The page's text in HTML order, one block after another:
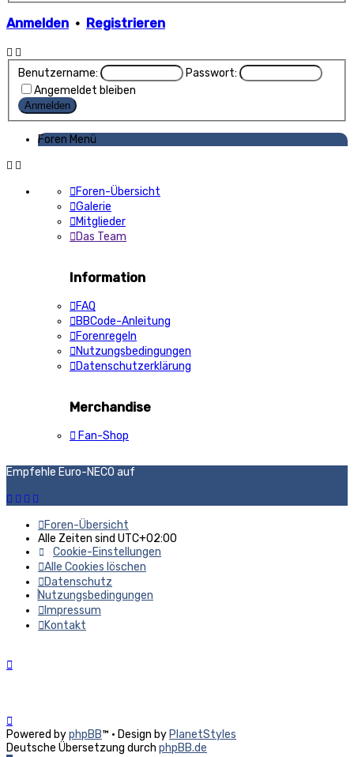
Anmelden • Registrieren
Benutzername:
Passwort:
Angemeldet bleiben
Foren Menü
Foren-Übersicht
Galerie
Mitglieder
Das Team
Information
FAQ
BBCode-Anleitung
Forenregeln
Nutzungsbedingungen
Datenschutzerklärung
Merchandise
Fan-Shop
Empfehle Euro-NECO auf
Foren-Übersicht
Alle Zeiten sind UTC+02:00
Cookie-Einstellungen
Alle Cookies löschen
Datenschutz
Nutzungsbedingungen
Impressum
Kontakt
Powered byphpBB™ • Design by PlanetStyles
Deutsche Übersetzung durch phpBB.de